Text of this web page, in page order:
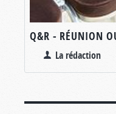
Q&R - RÉUNION
La rédaction